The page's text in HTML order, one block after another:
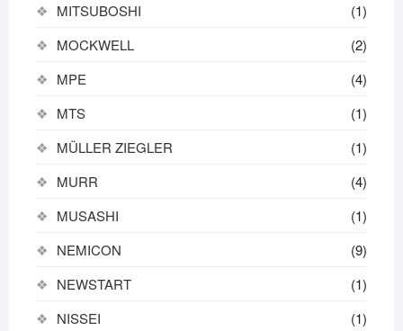
MITSUBOSHI
(1)
MOCKWELL
(2)
MPE
(4)
MTS
(1)
MÜLLER ZIEGLER
(1)
MURR
(4)
MUSASHI
(1)
NEMICON
(9)
NEWSTART
(1)
NISSEI
(1)